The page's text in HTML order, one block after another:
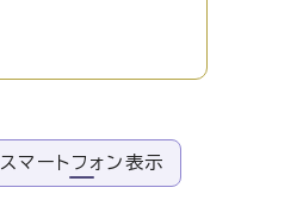
スマートフォン表示